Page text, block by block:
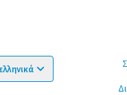
ελληνικάlanguage
Σχετικά